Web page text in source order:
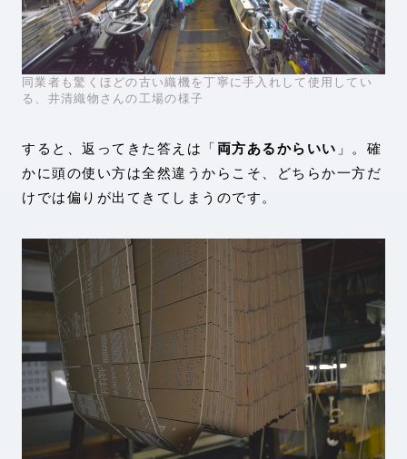
同業者も驚くほどの古い織機を丁寧に手入れして使用してい
る、井清織物さんの工場の様子
すると、返ってきた答えは「 両方あるからいい 」。確
かに頭の使い方は全然違うからこそ、どちらか一方だ
けでは偏りが出てきてしまうのです。